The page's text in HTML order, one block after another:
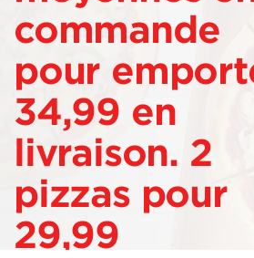
commande
pour
34,99 en
livraison. 2
pizzas pour
29,99